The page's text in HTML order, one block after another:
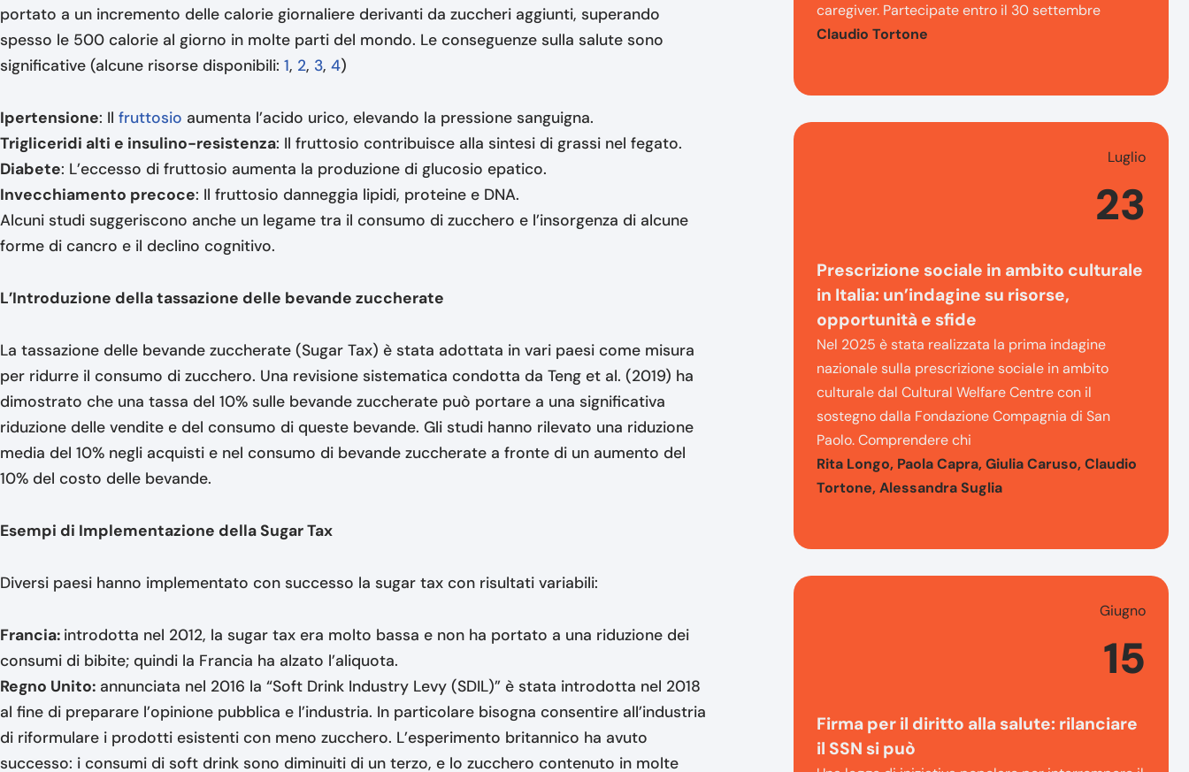
portato a un incremento delle calorie giornaliere derivanti da zuccheri aggiunti, superando
spesso le 500 calorie al giorno in molte parti del mondo. Le conseguenze sulla salute sono
significative (alcune risorse disponibili: 1, 2, 3, 4)
Ipertensione: Il fruttosio aumenta l’acido urico, elevando la pressione sanguigna.
Trigliceridi alti e insulino-resistenza: Il fruttosio contribuisce alla sintesi di grassi nel fegato.
Diabete: L’eccesso di fruttosio aumenta la produzione di glucosio epatico.
Invecchiamento precoce: Il fruttosio danneggia lipidi, proteine e DNA.
Alcuni studi suggeriscono anche un legame tra il consumo di zucchero e l’insorgenza di alcune
forme di cancro e il declino cognitivo.
L’Introduzione della tassazione delle bevande zuccherate
La tassazione delle bevande zuccherate (Sugar Tax) è stata adottata in vari paesi come misura
per ridurre il consumo di zucchero. Una revisione sistematica condotta da Teng et al. (2019) ha
dimostrato che una tassa del 10% sulle bevande zuccherate può portare a una significativa
riduzione delle vendite e del consumo di queste bevande. Gli studi hanno rilevato una riduzione
media del 10% negli acquisti e nel consumo di bevande zuccherate a fronte di un aumento del
10% del costo delle bevande.
Esempi di Implementazione della Sugar Tax
Diversi paesi hanno implementato con successo la sugar tax con risultati variabili:
Francia: introdotta nel 2012, la sugar tax era molto bassa e non ha portato a una riduzione dei
consumi di bibite; quindi la Francia ha alzato l’aliquota.
Regno Unito: annunciata nel 2016 la “Soft Drink Industry Levy (SDIL)” è stata introdotta nel 2018
al fine di preparare l’opinione pubblica e l’industria. In particolare bisogna consentire all’industria
di riformulare i prodotti esistenti con meno zucchero. L’esperimento britannico ha avuto
successo: i consumi di soft drink sono diminuiti di un terzo, e lo zucchero contenuto in molte
caregiver. Partecipate entro il 30 settembre
Claudio Tortone
Luglio
23
Prescrizione sociale in ambito culturale
in Italia: un’indagine su risorse,
opportunità e sfide
Nel 2025 è stata realizzata la prima indagine
nazionale sulla prescrizione sociale in ambito
culturale dal Cultural Welfare Centre con il
sostegno dalla Fondazione Compagnia di San
Paolo. Comprendere chi
Rita Longo, Paola Capra, Giulia Caruso, Claudio
Tortone, Alessandra Suglia
Giugno
15
Firma per il diritto alla salute: rilanciare
il SSN si può